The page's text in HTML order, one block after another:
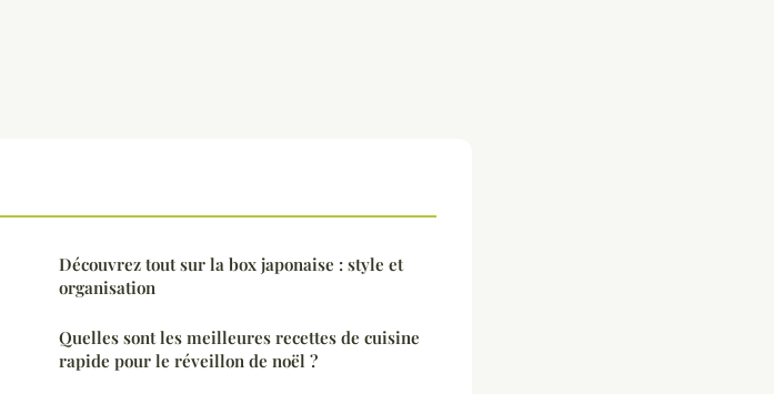
Découvrez tout sur la box japonaise : style et
organisation
Quelles sont les meilleures recettes de cuisine
rapide pour le réveillon de noël ?